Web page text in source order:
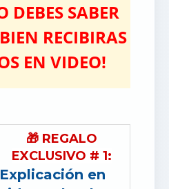
DEBES SABER
RECIBIRAS
EN VIDEO!
🎁 REGALO
EXCLUSIVO # 1:
Explicación en